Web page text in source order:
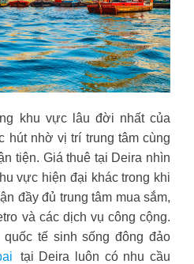
khu vực lâu đời nhất của
hút nhờ vị trí trung tâm cùng
tiện. Giá thuê tại Deira nhìn
vực hiện đại khác trong khi
đầy đủ trung tâm mua sắm,
và các dịch vụ công cộng.
tế sinh sống đông đảo
tại Deira luôn có nhu cầu